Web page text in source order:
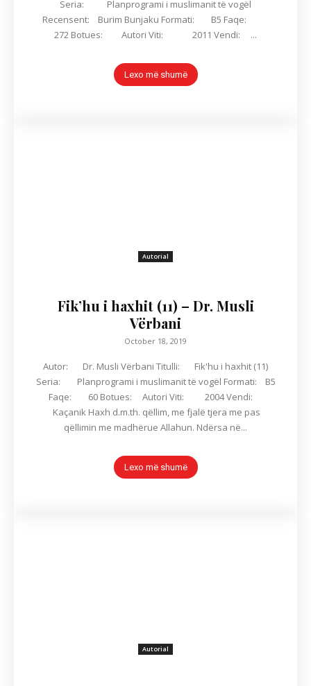
Seria: Planprogrami i muslimanit të vogël
Recensent: Burim Bunjaku Formati: B5 Faqe:
272 Botues: Autori Viti: 2011 Vendi: ...
Lexo më shumë
Autorial
Fik’hu i haxhit (11) – Dr. Musli
Vërbani
October 18, 2019
Autor: Dr. Musli Vërbani Titulli: Fik'hu i haxhit (11)
Seria: Planprogrami i muslimanit të vogël Formati: B5
Faqe: 60 Botues: Autori Viti: 2004 Vendi:
Kaçanik Haxh d.m.th. qëllim, me fjalë tjera me pas
qëllimin me madhërue Allahun. Ndërsa në...
Lexo më shumë
Autorial